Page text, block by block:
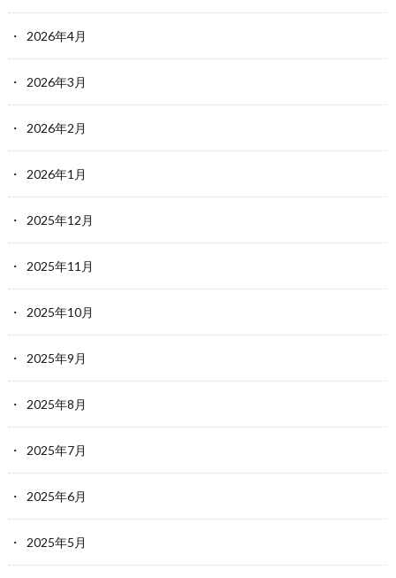
2026年4月
2026年3月
2026年2月
2026年1月
2025年12月
2025年11月
2025年10月
2025年9月
2025年8月
2025年7月
2025年6月
2025年5月